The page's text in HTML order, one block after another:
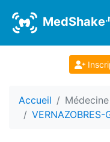
MedShake
Accueil Médecine
VERNAZOBRES-